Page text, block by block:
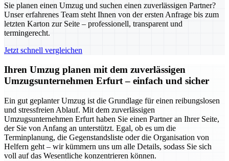
Sie planen einen Umzug und suchen einen zuverlässigen Partner?
Unser erfahrenes Team steht Ihnen von der ersten Anfrage bis zum
letzten Karton zur Seite – professionell, transparent und
termingerecht.
Jetzt schnell vergleichen
Ihren Umzug planen mit dem zuverlässigen
Umzugsunternehmen Erfurt – einfach und sicher
Ein gut geplanter Umzug ist die Grundlage für einen reibungslosen
und stressfreien Ablauf. Mit dem zuverlässigen
Umzugsunternehmen Erfurt haben Sie einen Partner an Ihrer Seite,
der Sie von Anfang an unterstützt. Egal, ob es um die
Terminplanung, die Gegenstandsliste oder die Organisation von
Helfern geht – wir kümmern uns um alle Details, sodass Sie sich
voll auf das Wesentliche konzentrieren können.